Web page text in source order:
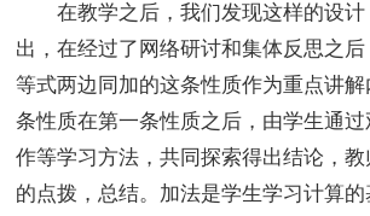
在教学之后，我们发现这样的设计
出，在经过了网络研讨和集体反思之
等式两边同加的这条性质作为重点讲
条性质在第一条性质之后，由学生通
作等学习方法，共同探索得出结论，
的点拨，总结。加法是学生学习计算